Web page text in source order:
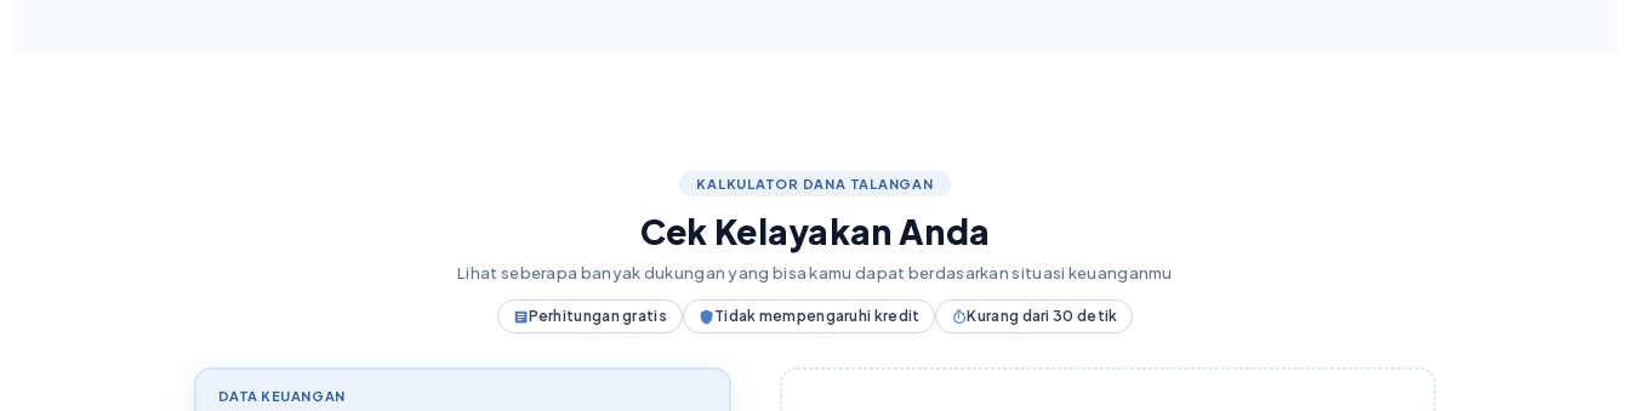
KALKULATOR DANA TALANGAN
Cek Kelayakan Anda
Lihat seberapa banyak dukungan yang bisa kamu dapat berdasarkan situasi keuanganmu
Perhitungan gratis Tidak mempengaruhi kredit Kurang dari 30 detik
DATA KEUANGAN